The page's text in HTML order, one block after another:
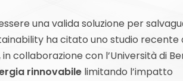
una valida soluzione per
ha citato uno studio recente
collaborazione con l’Università di
rinnovabile limitando l’impatto